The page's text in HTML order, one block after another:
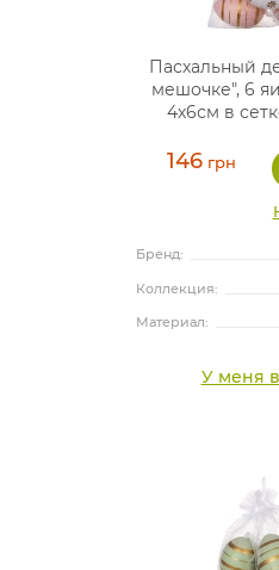
Пасхальный
мешочке", 6
4х6см в
146 грн
Бренд:
Коллекция:
Материал:
У меня